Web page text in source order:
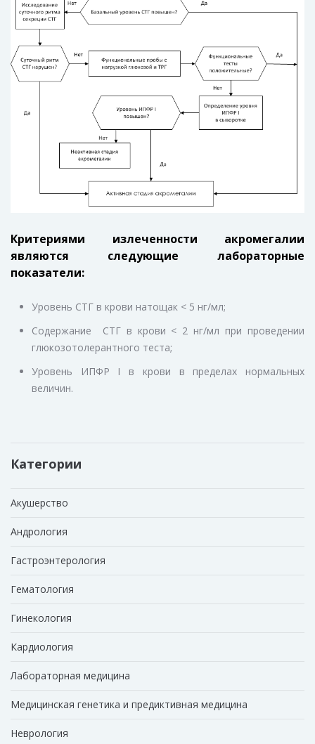
Критериями излеченности акромегалии
являются следующие лабораторные
показатели:
Уровень СТГ в крови натощак < 5 нг/мл;
Содержание СТГ в крови < 2 нг/мл при проведении
глюкозотолерантного теста;
Уровень ИПФР I в крови в пределах нормальных
величин.
Категории
Акушерство
Андрология
Гастроэнтерология
Гематология
Гинекология
Кардиология
Лабораторная медицина
Медицинская генетика и предиктивная медицина
Неврология